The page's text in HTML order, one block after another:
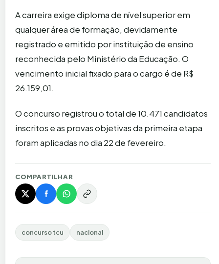
A carreira exige diploma de nível superior em
qualquer área de formação, devidamente
registrado e emitido por instituição de ensino
reconhecida pelo Ministério da Educação. O
vencimento inicial fixado para o cargo é de R$
26.159,01.
O concurso registrou o total de 10.471 candidatos
inscritos e as provas objetivas da primeira etapa
foram aplicadas no dia 22 de fevereiro.
COMPARTILHAR
concurso tcu nacional